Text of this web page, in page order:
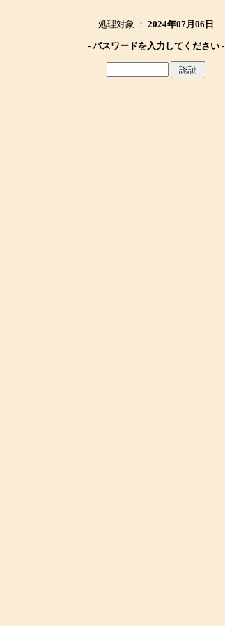
処理対象 ： 2024年07月06日
- パスワードを入力してください -